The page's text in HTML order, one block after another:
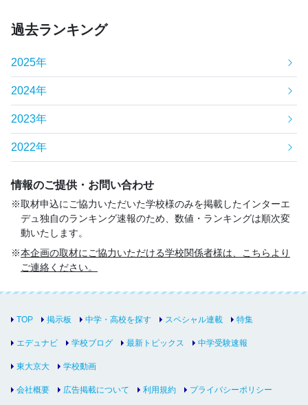
過去ランキング
2025年
2024年
2023年
2022年
情報のご提供・お問い合わせ
取材申込にご協力いただいた学校様のみを掲載したインターエ
デュ独自のランキング速報のため、数値・ランキングは順次変
動いたします。
本企画の取材にご協力いただける学校関係者様は、こちらより
ご連絡ください。
TOP 掲示板 中学・高校を探す スペシャル連載 特集
エデュナビ 学校ブログ 最新トピックス 中学受験速報
東大京大 学校動画
会社概要 広告掲載について 利用規約 プライバシーポリシー